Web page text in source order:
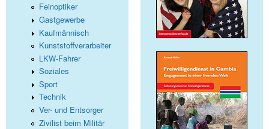
Feinoptiker
Gastgewerbe
Kaufmännisch
Kunststoffverarbeiter
LKW-Fahrer
Soziales
Sport
Technik
Ver- und Entsorger
Zivilist beim Militär